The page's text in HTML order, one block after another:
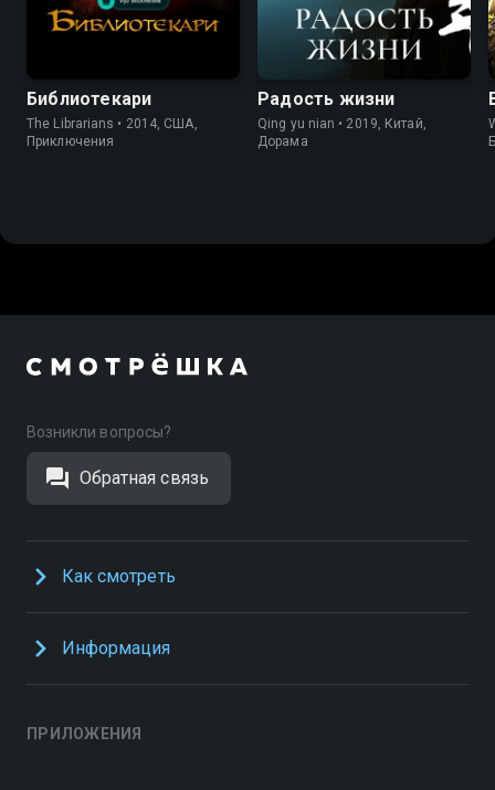
Библиотекари
The Librarians • 2014, США,
Приключения
Радость жизни
Qing yu nian • 2019, Китай,
Дорама
Возникли вопросы?
Обратная связь
Как смотреть
Информация
ПРИЛОЖЕНИЯ